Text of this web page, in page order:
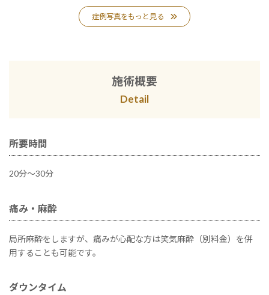
症例写真をもっと見る
施術概要
Detail
所要時間
20分～30分
痛み・麻酔
局所麻酔をしますが、痛みが心配な方は笑気麻酔（別料金）を併
用することも可能です。
ダウンタイム